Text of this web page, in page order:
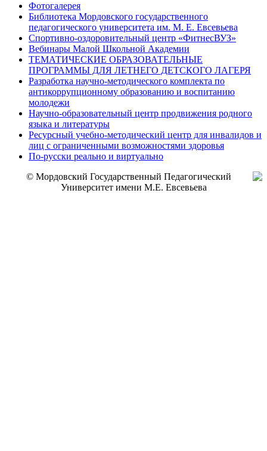
Фотогалерея
Библиотека Мордовского государственного
педагогического университета им. М. Е. Евсевьева
Спортивно-оздоровительный центр «ФитнесВУЗ»
Вебинары Малой Школьной Академии
ТЕМАТИЧЕСКИЕ ОБРАЗОВАТЕЛЬНЫЕ
ПРОГРАММЫ ДЛЯ ЛЕТНЕГО ДЕТСКОГО ЛАГЕРЯ
Разработка научно-методического комплекта по
антикоррупционному образованию и воспитанию
молодежи
Научно-образовательный центр продвижения родного
языка и литературы
Ресурсный учебно-методический центр для инвалидов и
лиц с ограниченными возможностями здоровья
По-русски реально и виртуально
© Мордовский Государственный Педагогический
Университет имени М.Е. Евсевьева